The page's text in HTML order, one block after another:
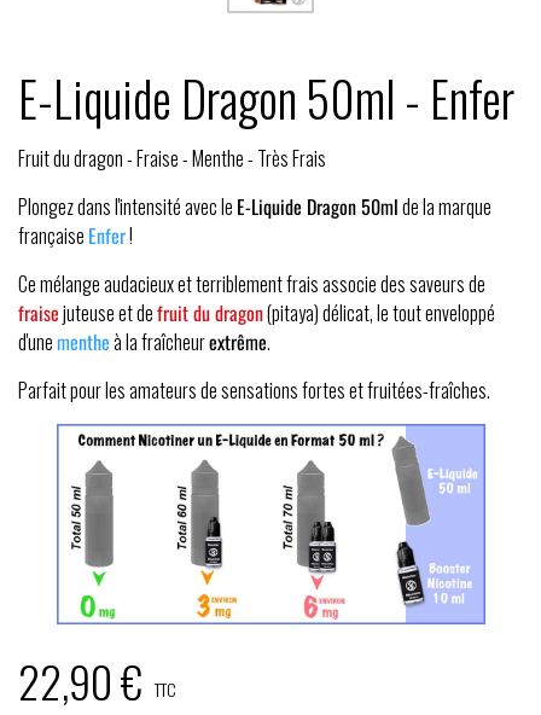
E-Liquide Dragon 50ml - Enfer
Fruit du dragon - Fraise - Menthe - Très Frais
Plongez dans l'intensité avec le E-Liquide Dragon 50mlde la marque
française Enfer!
Ce mélange audacieux et terriblement frais associe des saveurs de
fraisejuteuse et defruit du dragon(pitaya) délicat, le tout enveloppé
d'unementheà la fraîcheurextrême.
Parfait pour les amateurs de sensations fortes et fruitées-fraîches.
22,90 € TTC